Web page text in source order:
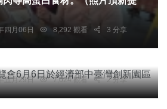
四月06日 8,292 觀看 3 分享
覽會6月6日於經濟部中臺灣創新
五月29日 7,024 觀看 2 分享